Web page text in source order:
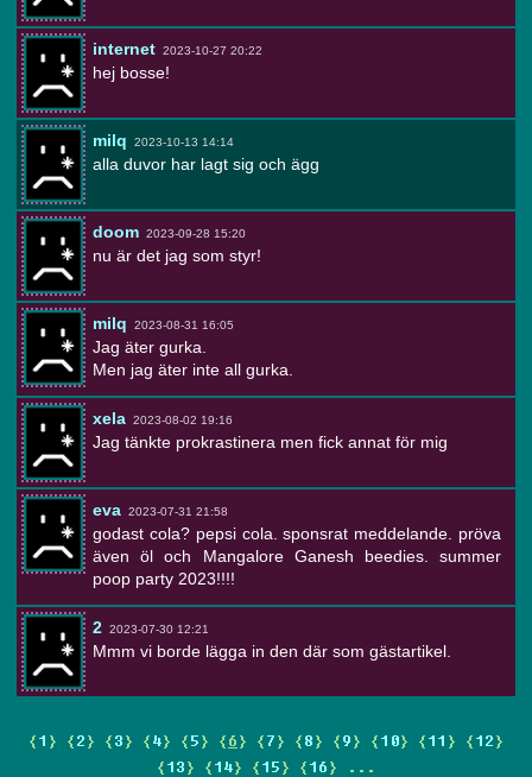
internet 2023-10-27 20:22
hej bosse!
milq 2023-10-13 14:14
alla duvor har lagt sig och ägg
doom 2023-09-28 15:20
nu är det jag som styr!
milq 2023-08-31 16:05
Jag äter gurka.
Men jag äter inte all gurka.
xela 2023-08-02 19:16
Jag tänkte prokrastinera men fick annat för mig
eva 2023-07-31 21:58
godast cola? pepsi cola. sponsrat meddelande. pröva
även öl och Mangalore Ganesh beedies. summer
poop party 2023!!!!
2 2023-07-30 12:21
Mmm vi borde lägga in den där som gästartikel.
{1 } {2} {3} {4} {5} {6} {7} {8} {9} {10} {11 } {12}
{13} {14} {15} {16} ...